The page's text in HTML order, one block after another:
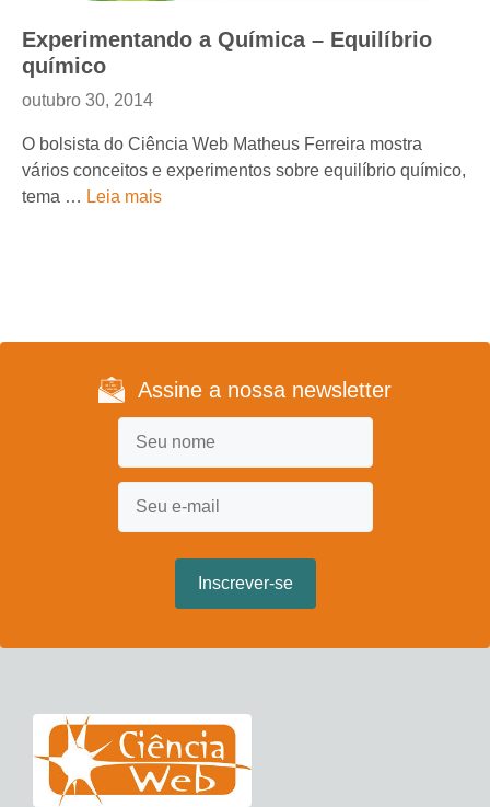
Experimentando a Química – Equilíbrio
químico
outubro 30, 2014
O bolsista do Ciência Web Matheus Ferreira mostra
vários conceitos e experimentos sobre equilíbrio químico,
tema … Leia mais
Assine a nossa newsletter